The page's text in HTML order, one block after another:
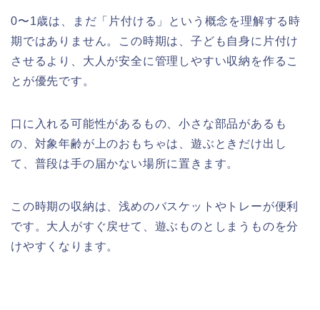
0〜1歳は、まだ「片付ける」という概念を理解する時
期ではありません。この時期は、子ども自身に片付け
させるより、大人が安全に管理しやすい収納を作るこ
とが優先です。
口に入れる可能性があるもの、小さな部品があるも
の、対象年齢が上のおもちゃは、遊ぶときだけ出し
て、普段は手の届かない場所に置きます。
この時期の収納は、浅めのバスケットやトレーが便利
です。大人がすぐ戻せて、遊ぶものとしまうものを分
けやすくなります。